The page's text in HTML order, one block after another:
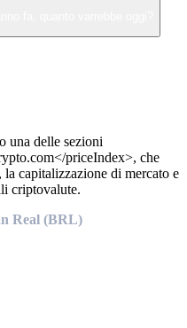
una delle sezioni
priceIndex>, che
capitalizzazione di mercato e
criptovalute.
Real (BRL)